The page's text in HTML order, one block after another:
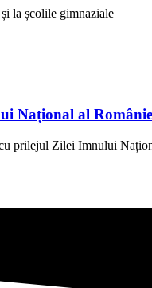
la școlile gimnaziale
Național al
prilejul Zilei Imnului